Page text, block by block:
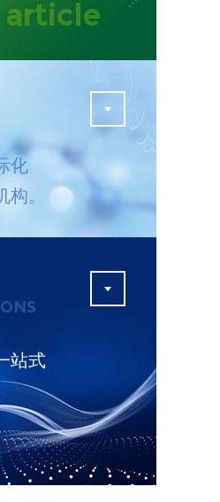
程
化
。
站式